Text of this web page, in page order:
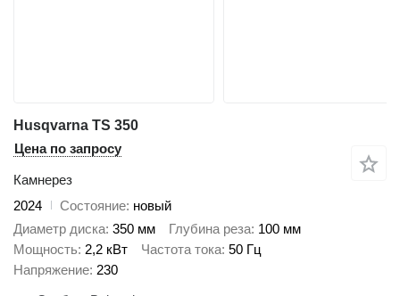
Husqvarna TS 350
Цена по запросу
Камнерез
2024
Состояние новый
Диаметр диска 350 мм Глубина реза 100 мм
Мощность 2,2 кВт Частота тока 50 Гц
Напряжение 230